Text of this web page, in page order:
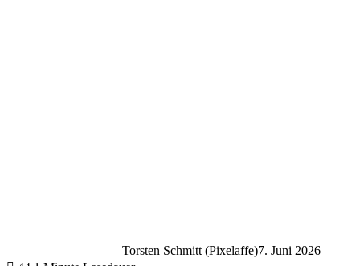
Torsten Schmitt (Pixelaffe)7. Juni 2026